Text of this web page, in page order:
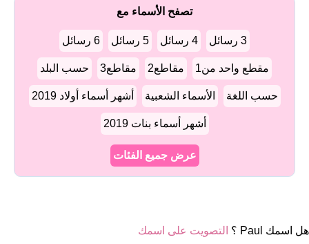
تصفح الأسماء مع
3 رسائل 4 رسائل 5 رسائل 6 رسائل
مقطع واحد من1 مقاطع2 مقاطع3 حسب البلد
حسب اللغة الأسماء الشعبية أشهر أسماء أولاد 2019
أشهر أسماء بنات 2019
عرض جميع الفئات
هل اسمك Paul ؟ التصويت على اسمك